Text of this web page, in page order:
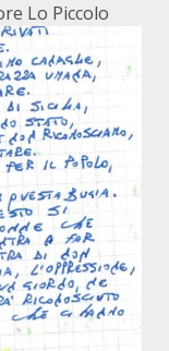
Lo Piccolo